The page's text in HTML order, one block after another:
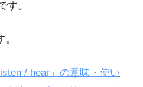
す。
listen / hear」の意味・使い